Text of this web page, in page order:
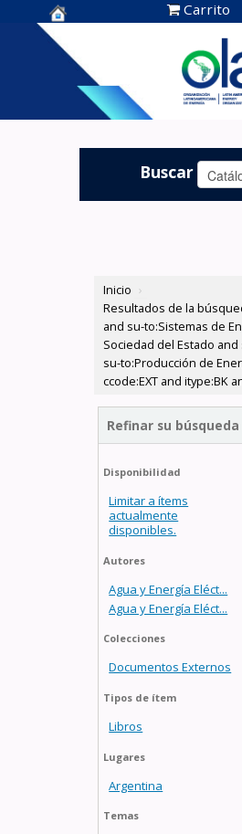
Centro de
Documentación
OLADE -
Carrito
Buscar
Inicio ›
Resultados de la
and su-to:Sistemas de
Sociedad del Estado
su-to:Producción de
ccode:EXT and itype:BK
Refinar su búsqueda
Disponibilidad
Limitar a ítems
actualmente
disponibles.
Autores
Agua y Energía Eléct...
Agua y Energía Eléct...
Colecciones
Documentos Externos
Tipos de ítem
Libros
Lugares
Argentina
Temas